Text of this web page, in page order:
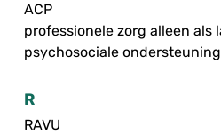
ACP
professionele zorg alleen als
psychosociale
R
RAVU